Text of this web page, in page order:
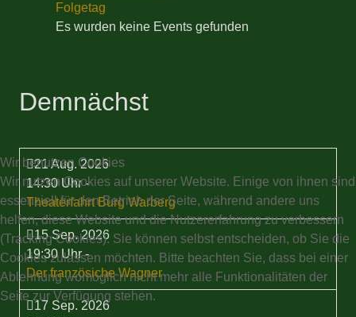
Folgetag
Es wurden keine Events gefunden
Demnächst
21 Aug. 2026
14:30 Uhr-
Theaterfahrt Burg Warberg
15 Sep. 2026
19:30 Uhr-
Der französiche Wagner
17 Sep. 2026
Wir benutzen Cookies
Wir nutzen Cookies auf unserer Website. Einige von ihnen sind
essenziell für den Betrieb der Seite, während andere uns
helfen, diese Website und die Nutzererfahrung zu verbessern
(Tracking Cookies). Sie können selbst entscheiden, ob Sie die
Cookies zulassen möchten. Bitte beachten Sie, dass bei einer
Ablehnung womöglich nicht mehr alle Funktionalitäten der
Seite zur Verfügung stehen.